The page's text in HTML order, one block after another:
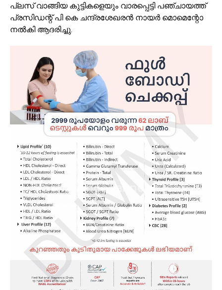
പ്ലസ് വാങ്ങിയ കുട്ടികളെയും വാരപ്പെട്ടി പഞ്ചായത്ത്
പ്രസിഡന്റ് പി കെ ചന്ദ്രശേഖരൻ നായർ മൊമെന്റോ
നൽകി ആദരിച്ചു.